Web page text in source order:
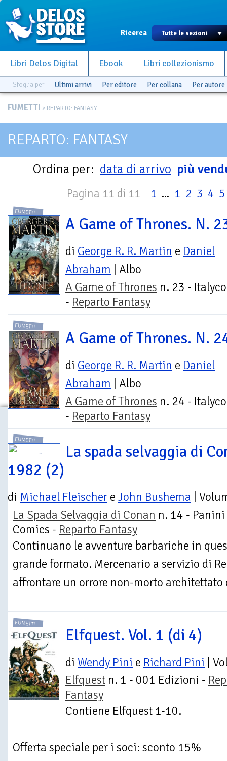
Ricerca
Libri Delos Digital Ebook Libri collezionismo
Sfoglia per Ultimi arrivi Per editore Per collana Per autore
FUMETTI > REPARTO: FANTASY
REPARTO: FANTASY
Ordina per: data di arrivo più
Pagina 11 di 11 1 ... 1 2 3 4 5
FUMETTI
A Game of Thrones. N.
di George R. R. Martin e Daniel
Abraham | Albo
A Game of Thrones n. 23 -
- Reparto Fantasy
FUMETTI
A Game of Thrones. N.
di George R. R. Martin e Daniel
Abraham | Albo
A Game of Thrones n. 24 -
- Reparto Fantasy
FUMETTI
La spada selvaggia di
1982 (2)
di Michael Fleischer e John Bushema |
La Spada Selvaggia di Conan n. 14 - Panini
Comics - Reparto Fantasy
Continuano le avventure barbariche in
grande formato. Mercenario a servizio di
affrontare un orrore non-morto architettato
FUMETTI
Elfquest. Vol. 1 (di 4)
di Wendy Pini e Richard Pini |
Elfquest n. 1 - 001 Edizioni -
Fantasy
Contiene Elfquest 1-10.
Offerta speciale per i soci: sconto 15%